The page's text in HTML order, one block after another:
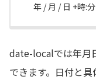
年 / 月 / 日 +時:分
date-localでは年月
できます。日付と